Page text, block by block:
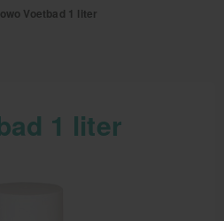
Voetbad 1 liter
1 liter